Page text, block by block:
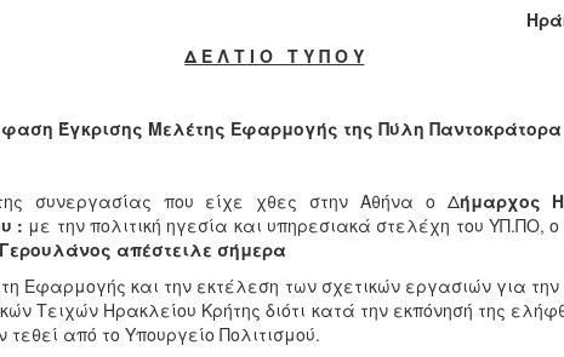
Δ Ε Λ Τ Ι Ο Τ Υ Π Ο Υ
Έγκρισης Μελέτης Εφαρμογής της Πύλη Παντοκράτορα
που είχε χθες στην Αθήνα ο Δήμαρχος
: με την πολιτική ηγεσία και υπηρεσιακά στελέχη του ΥΠ.ΠΟ, ο
απέστειλε σήμερα
Εφαρμογής και την εκτέλεση των σχετικών εργασιών για
Τειχών Ηρακλείου Κρήτης διότι κατά την εκπόνησή της
από το Υπουργείο Πολιτισμού.